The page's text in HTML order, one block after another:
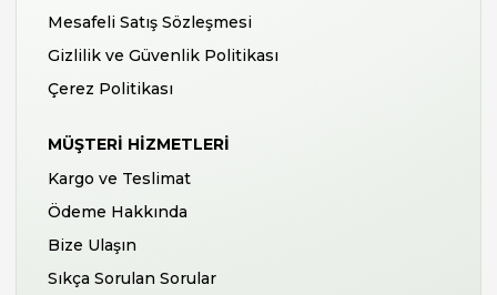
Mesafeli Satış Sözleşmesi
Gizlilik ve Güvenlik Politikası
Çerez Politikası
MÜŞTERI HIZMETLERI
Kargo ve Teslimat
Ödeme Hakkında
Bize Ulaşın
Sıkça Sorulan Sorular